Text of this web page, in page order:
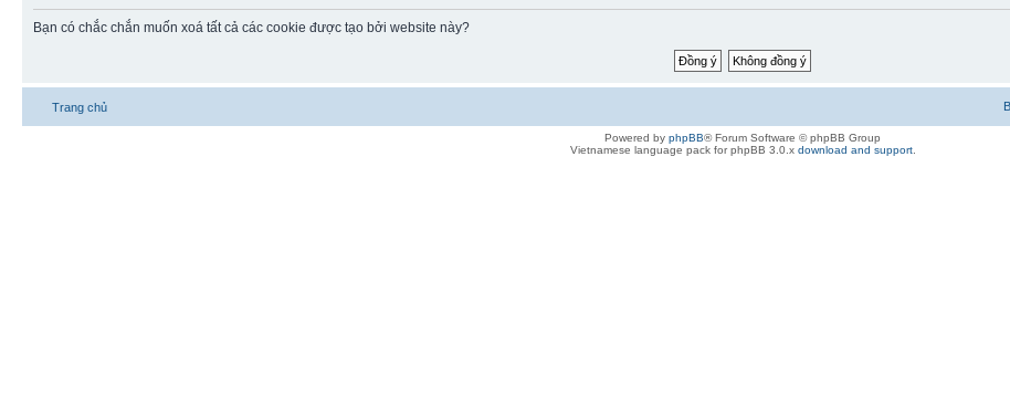
Bạn có chắc chắn muốn xoá tất cả các cookie được tạo bởi website này?
Trang chủ
Powered by phpBB® Forum Software © phpBB Group
Vietnamese language pack for phpBB 3.0.x download and support.